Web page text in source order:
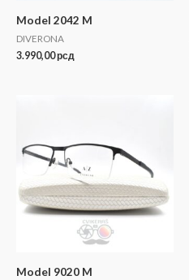
Model 2042 M
DIVERONA
3.990,00рсд
Model 9020 M